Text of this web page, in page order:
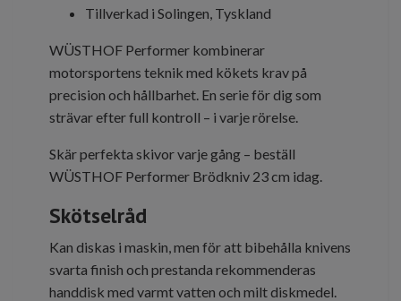
Tillverkad i Solingen, Tyskland
WÜSTHOF Performer kombinerar
motorsportens teknik med kökets krav på
precision och hållbarhet. En serie för dig som
strävar efter full kontroll – i varje rörelse.
Skär perfekta skivor varje gång – beställ
WÜSTHOF Performer Brödkniv 23 cm idag.
Skötselråd
Kan diskas i maskin, men för att bibehålla knivens
svarta finish och prestanda rekommenderas
handdisk med varmt vatten och milt diskmedel.